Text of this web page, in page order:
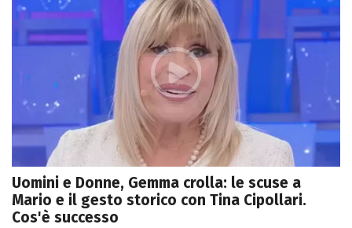
Uomini e Donne, Gemma crolla: le scuse a
Mario e il gesto storico con Tina Cipollari.
Cos'è successo